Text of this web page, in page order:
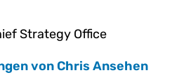
Strategy Office
von Chris Ansehen